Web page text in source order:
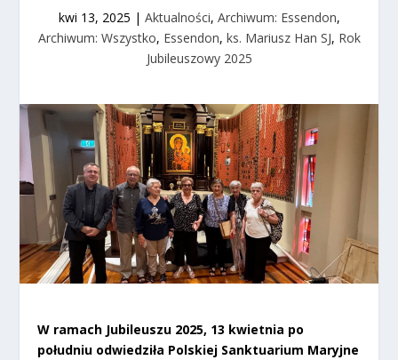
kwi 13, 2025 | Aktualności, Archiwum: Essendon,
Archiwum: Wszystko, Essendon, ks. Mariusz Han SJ, Rok
Jubileuszowy 2025
W ramach Jubileuszu 2025, 13 kwietnia po
południu odwiedziła Polskiej Sanktuarium Maryjne